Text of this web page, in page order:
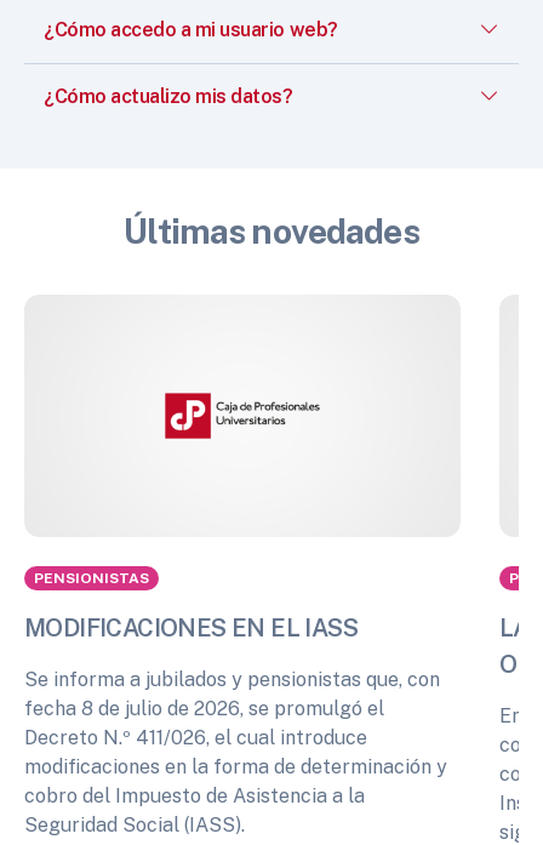
¿Cómo accedo a mi usuario web?
¿Cómo actualizo mis datos?
Últimas novedades
PENSIONISTAS
MODIFICACIONES EN EL IASS
Se informa a jubilados y pensionistas que, con
fecha 8 de julio de 2026, se promulgó el
Decreto N.º 411/026, el cual introduce
modificaciones en la forma de determinación y
cobro del Impuesto de Asistencia a la
Seguridad Social (IASS).
LA
En